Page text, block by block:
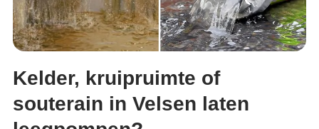
Kelder, kruipruimte of
souterain in Velsen laten